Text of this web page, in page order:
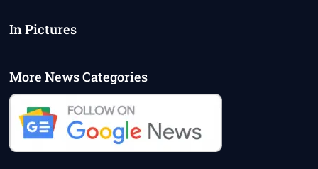
In Pictures
More News Categories